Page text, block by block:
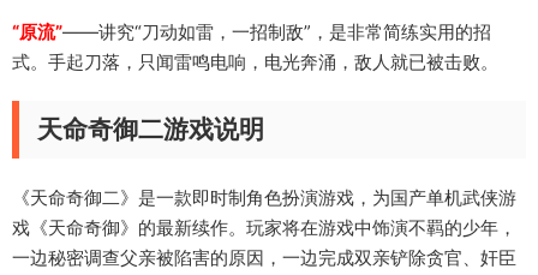
“原流”——讲究“刀动如雷，一招制敌”，是非常简练实用的招
式。手起刀落，只闻雷鸣电响，电光奔涌，敌人就已被击败。
天命奇御二游戏说明
《天命奇御二》是一款即时制角色扮演游戏，为国产单机武侠游
戏《天命奇御》的最新续作。玩家将在游戏中饰演不羁的少年，
一边秘密调查父亲被陷害的原因，一边完成双亲铲除贪官、奸臣